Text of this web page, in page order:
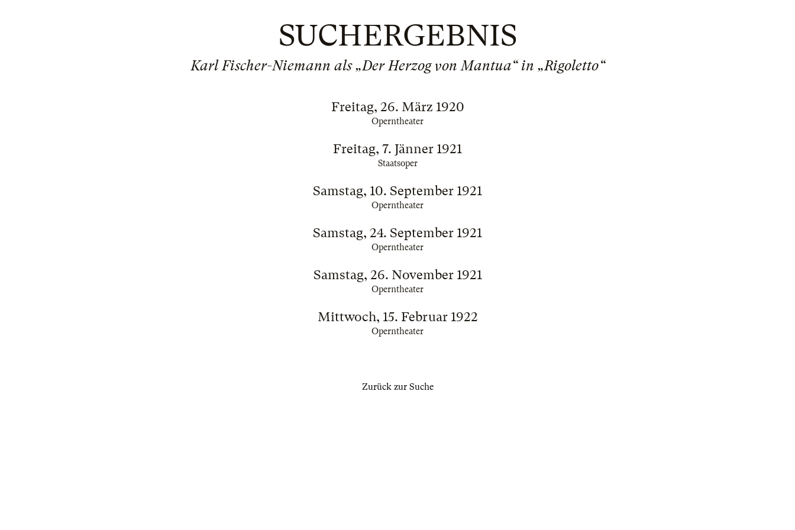
SUCHERGEBNIS
Karl Fischer-Niemann als „Der Herzog von Mantua“ in „Rigoletto“
Freitag, 26. März 1920
Operntheater
Freitag, 7. Jänner 1921
Staatsoper
Samstag, 10. September 1921
Operntheater
Samstag, 24. September 1921
Operntheater
Samstag, 26. November 1921
Operntheater
Mittwoch, 15. Februar 1922
Operntheater
Zurück zur Suche